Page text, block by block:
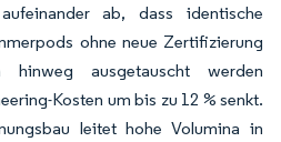
ab, dass identische
ohne neue Zertifizierung
hinweg ausgetauscht werden
Kosten um bis zu 12 % senkt.
leitet hohe Volumina in